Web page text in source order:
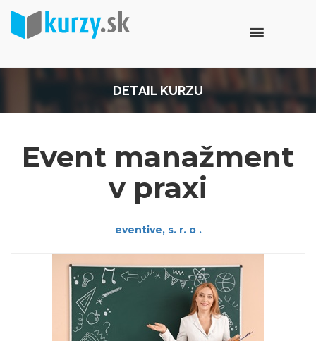
DETAIL KURZU
Event manažment
v praxi
eventive, s. r. o .